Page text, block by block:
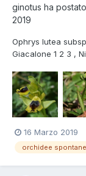
ginotus ha
2019
Ophrys lutea
Giacalone 1 2 3 ,
16 Marzo 2019
orchidee